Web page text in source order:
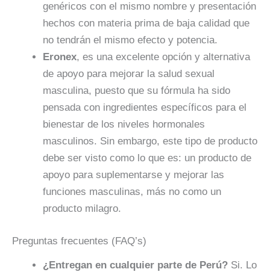
genéricos con el mismo nombre y presentación
hechos con materia prima de baja calidad que
no tendrán el mismo efecto y potencia.
Eronex, es una excelente opción y alternativa
de apoyo para mejorar la salud sexual
masculina, puesto que su fórmula ha sido
pensada con ingredientes específicos para el
bienestar de los niveles hormonales
masculinos. Sin embargo, este tipo de producto
debe ser visto como lo que es: un producto de
apoyo para suplementarse y mejorar las
funciones masculinas, más no como un
producto milagro.
Preguntas frecuentes (FAQ’s)
¿Entregan en cualquier parte de Perú? Si. Lo